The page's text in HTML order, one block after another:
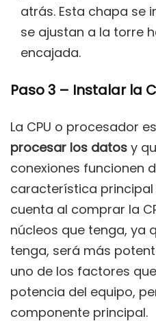
atrás. Esta chapa se
se ajustan a la torre
encajada.
Paso 3 – Instalar la
La CPU o procesador
procesar los datos y
conexiones funcionen
característica
cuenta al comprar la
núcleos que tenga, ya
tenga, será más
uno de los factores
potencia del equipo,
componente principal.